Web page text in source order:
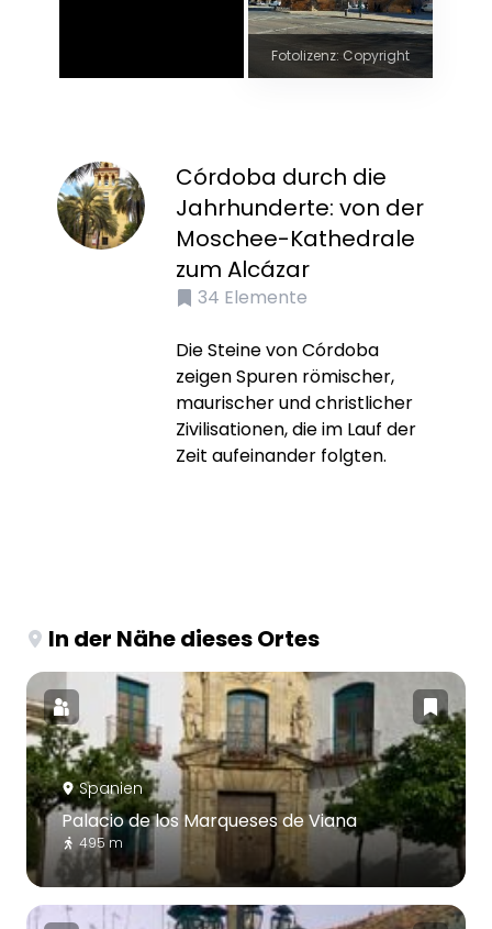
Fotolizenz: Copyright
Córdoba durch die
Jahrhunderte: von der
Moschee-Kathedrale
zum Alcázar
34 Elemente
Die Steine von Córdoba
zeigen Spuren römischer,
maurischer und christlicher
Zivilisationen, die im Lauf der
Zeit aufeinander folgten.
In der Nähe dieses Ortes
Spanien
Palacio de los Marqueses de Viana
495 m